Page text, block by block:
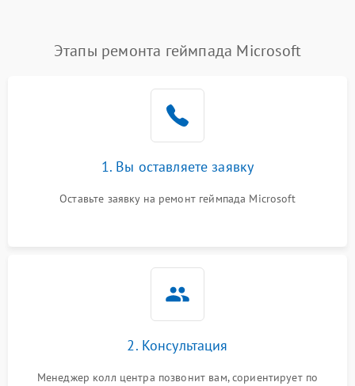
Этапы ремонта геймпада Microsoft
1. Вы оставляете заявку
Оставьте заявку на ремонт геймпада Microsoft
2. Консультация
Менеджер колл центра позвонит вам, сориентирует по